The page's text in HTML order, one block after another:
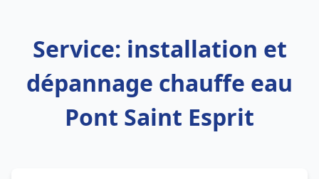
Service: installation et
dépannage chauffe eau
Pont Saint Esprit